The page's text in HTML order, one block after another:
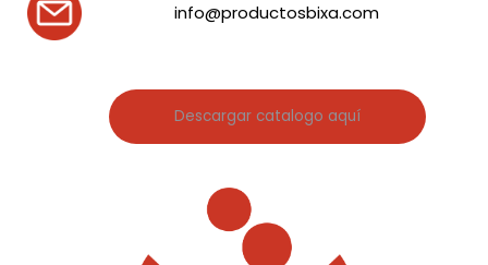
info@productosbixa.com
Descargar catalogo aquí